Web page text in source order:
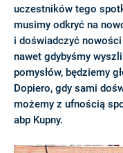
uczestników tego
musimy odkryć na
i doświadczyć
nawet gdybyśmy
pomysłów, będziemy
Dopiero, gdy sami
możemy z ufnością
abp Kupny.